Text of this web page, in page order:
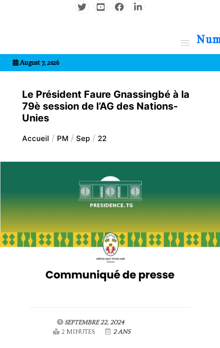
August 7, 2026
Le Président Faure Gnassingbé à la
79è session de l’AG des Nations-
Unies
Accueil PM Sep 22
SEPTEMBRE 22, 2024
2 MINUTES
2 ANS